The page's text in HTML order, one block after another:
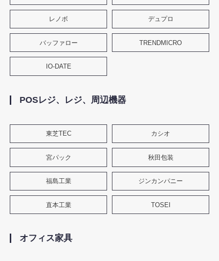
レノボ デュプロ
バッファロー TRENDMICRO
IO-DATE
POSレジ、レジ、周辺機器
東芝TEC カシオ
宮パック 秋田包装
福島工業 ジンカンパニー
直本工業 TOSEI
オフィス家具